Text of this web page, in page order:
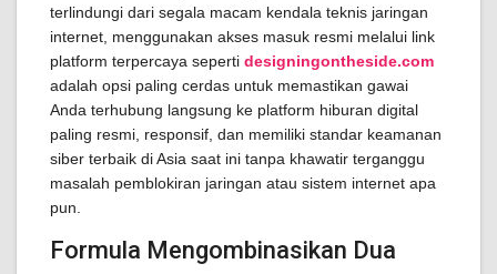
terlindungi dari segala macam kendala teknis jaringan
internet, menggunakan akses masuk resmi melalui link
platform terpercaya seperti designingontheside.com
adalah opsi paling cerdas untuk memastikan gawai
Anda terhubung langsung ke platform hiburan digital
paling resmi, responsif, dan memiliki standar keamanan
siber terbaik di Asia saat ini tanpa khawatir terganggu
masalah pemblokiran jaringan atau sistem internet apa
pun.
Formula Mengombinasikan Dua